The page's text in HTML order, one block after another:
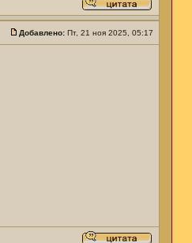
Добавлено: Пт, 21 ноя 2025, 05:17